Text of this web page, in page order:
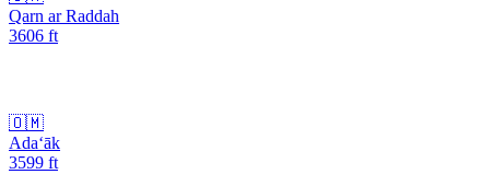
Qarn ar Raddah
3606 ft
🇴🇲
Ada‘āk
3599 ft